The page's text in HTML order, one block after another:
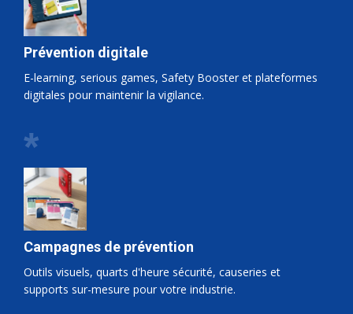
Prévention digitale
E-learning, serious games, Safety Booster et plateformes
digitales pour maintenir la vigilance.
*
Campagnes de prévention
Outils visuels, quarts d'heure sécurité, causeries et
supports sur-mesure pour votre industrie.